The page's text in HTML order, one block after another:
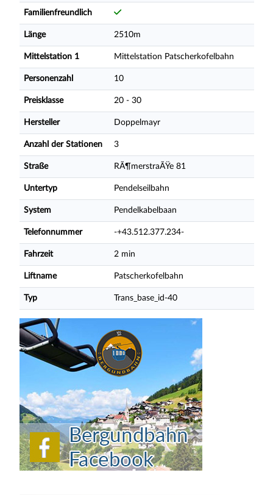
Familienfreundlich
Länge 2510m
Mittelstation 1 Mittelstation Patscherkofelbahn
Personenzahl 10
Preisklasse 20 - 30
Hersteller Doppelmayr
Anzahl der Stationen 3
Straße RÃ¶merstraÃŸe 81
Untertyp Pendelseilbahn
System Pendelkabelbaan
Telefonnummer -+43.512.377.234-
Fahrzeit 2 min
Liftname Patscherkofelbahn
Typ Trans_base_id-40